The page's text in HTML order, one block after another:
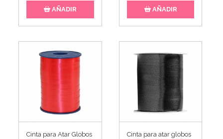
AÑADIR AÑADIR
Cinta para Atar Globos
Cinta para atar globos